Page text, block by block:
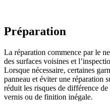
Préparation
La réparation commence par le
des surfaces voisines et
Lorsque nécessaire, certaines
panneau et éviter une réparation
réduit les risques de différence
vernis ou de finition inégale.